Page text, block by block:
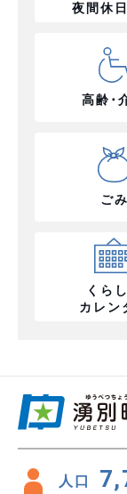
夜間休
高齢･
ごみ
くら
カレン
人口